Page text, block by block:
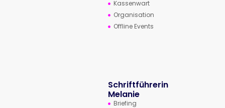
Kassenwart
Organisation
Offline Events
Schriftführerin
Melanie
Briefing